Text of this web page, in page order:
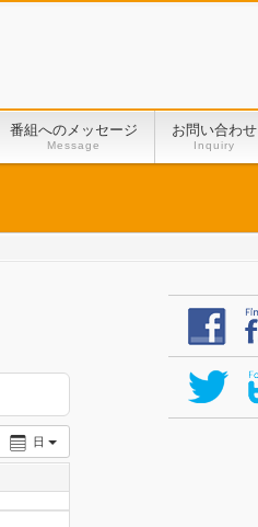
番組へのメッセージ
Message
お問い合わせ
Inquiry
日